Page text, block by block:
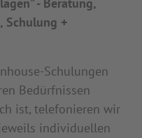
Schulung +
Schulungen
Bedürfnissen
ist, telefonieren wir
individuellen